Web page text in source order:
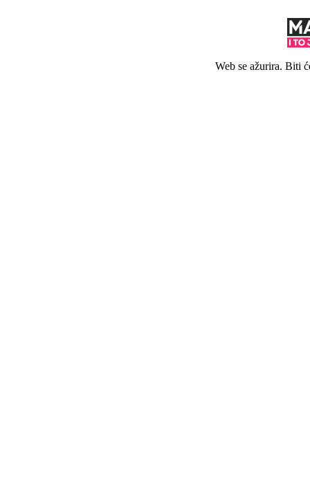
Web se ažurira. Biti